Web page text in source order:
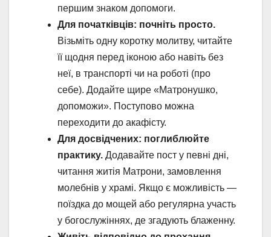
першим знаком допомоги.
Для початківців: почніть просто.
Візьміть одну коротку молитву, читайте
її щодня перед іконою або навіть без
неї, в транспорті чи на роботі (про
себе). Додайте щире «Матронушко,
допоможи». Поступово можна
переходити до акафісту.
Для досвідчених: поглиблюйте
практику. Додавайте пост у певні дні,
читання житія Матрони, замовлення
молебнів у храмі. Якщо є можливість —
поїздка до мощей або регулярна участь
у богослужіннях, де згадують блаженну.